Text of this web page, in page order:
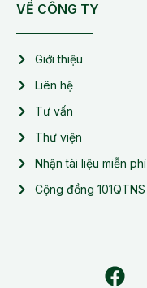
VỀ CÔNG TY
Giới thiệu
Liên hệ
Tư vấn
Thư viện
Nhận tài liệu miễn phí
Cộng đồng 101QTNS